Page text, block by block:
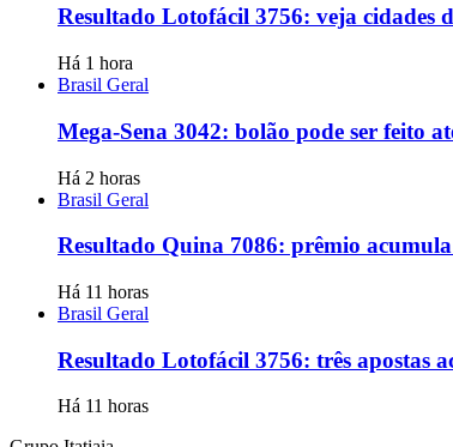
Resultado Lotofácil 3756: veja cidades
Há 1 hora
Brasil Geral
Mega-Sena 3042: bolão pode ser feito
Há 2 horas
Brasil Geral
Resultado Quina 7086: prêmio
Há 11 horas
Brasil Geral
Resultado Lotofácil 3756: três apostas
Há 11 horas